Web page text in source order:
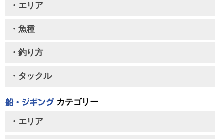
・エリア
・魚種
・釣り方
・タックル
カテゴリー
・エリア